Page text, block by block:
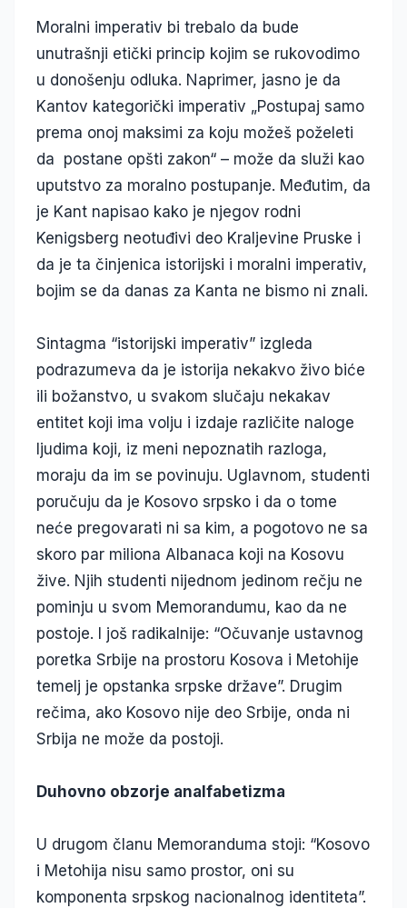
Moralni imperativ bi trebalo da bude
unutrašnji etički princip kojim se rukovodimo
u donošenju odluka. Naprimer, jasno je da
Kantov kategorički imperativ „Postupaj samo
prema onoj maksimi za koju možeš poželeti
da postane opšti zakon“ – može da služi kao
uputstvo za moralno postupanje. Međutim, da
je Kant napisao kako je njegov rodni
Kenigsberg neotuđivi deo Kraljevine Pruske i
da je ta činjenica istorijski i moralni imperativ,
bojim se da danas za Kanta ne bismo ni znali.
Sintagma “istorijski imperativ” izgleda
podrazumeva da je istorija nekakvo živo biće
ili božanstvo, u svakom slučaju nekakav
entitet koji ima volju i izdaje različite naloge
ljudima koji, iz meni nepoznatih razloga,
moraju da im se povinuju. Uglavnom, studenti
poručuju da je Kosovo srpsko i da o tome
neće pregovarati ni sa kim, a pogotovo ne sa
skoro par miliona Albanaca koji na Kosovu
žive. Njih studenti nijednom jedinom rečju ne
pominju u svom Memorandumu, kao da ne
postoje. I još radikalnije: “Očuvanje ustavnog
poretka Srbije na prostoru Kosova i Metohije
temelj je opstanka srpske države”. Drugim
rečima, ako Kosovo nije deo Srbije, onda ni
Srbija ne može da postoji.
Duhovno obzorje analfabetizma
U drugom članu Memoranduma stoji: “Kosovo
i Metohija nisu samo prostor, oni su
komponenta srpskog nacionalnog identiteta”.